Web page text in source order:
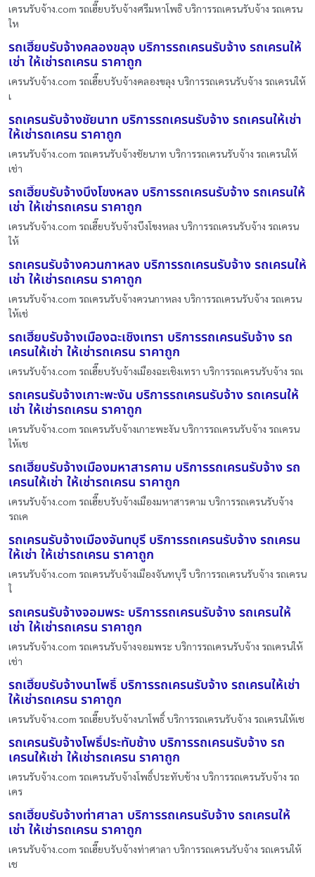
เครนรับจ้าง.com รถเฮี๊ยบรับจ้างศรีมหาโพธิ บริการรถเครนรับจ้าง รถเครน
ให
รถเฮี๊ยบรับจ้างคลองขลุง บริการรถเครนรับจ้าง รถเครนให้
เช่า ให้เช่ารถเครน ราคาถูก
เครนรับจ้าง.com รถเฮี๊ยบรับจ้างคลองขลุง บริการรถเครนรับจ้าง รถเครนให้
เ
รถเครนรับจ้างชัยนาท บริการรถเครนรับจ้าง รถเครนให้เช่า
ให้เช่ารถเครน ราคาถูก
เครนรับจ้าง.com รถเครนรับจ้างชัยนาท บริการรถเครนรับจ้าง รถเครนให้
เช่า
รถเฮี๊ยบรับจ้างบึงโขงหลง บริการรถเครนรับจ้าง รถเครนให้
เช่า ให้เช่ารถเครน ราคาถูก
เครนรับจ้าง.com รถเฮี๊ยบรับจ้างบึงโขงหลง บริการรถเครนรับจ้าง รถเครน
ให้
รถเครนรับจ้างควนกาหลง บริการรถเครนรับจ้าง รถเครนให้
เช่า ให้เช่ารถเครน ราคาถูก
เครนรับจ้าง.com รถเครนรับจ้างควนกาหลง บริการรถเครนรับจ้าง รถเครน
ให้เช่
รถเฮี๊ยบรับจ้างเมืองฉะเชิงเทรา บริการรถเครนรับจ้าง รถ
เครนให้เช่า ให้เช่ารถเครน ราคาถูก
เครนรับจ้าง.com รถเฮี๊ยบรับจ้างเมืองฉะเชิงเทรา บริการรถเครนรับจ้าง รถเ
รถเครนรับจ้างเกาะพะงัน บริการรถเครนรับจ้าง รถเครนให้
เช่า ให้เช่ารถเครน ราคาถูก
เครนรับจ้าง.com รถเครนรับจ้างเกาะพะงัน บริการรถเครนรับจ้าง รถเครน
ให้เช
รถเฮี๊ยบรับจ้างเมืองมหาสารคาม บริการรถเครนรับจ้าง รถ
เครนให้เช่า ให้เช่ารถเครน ราคาถูก
เครนรับจ้าง.com รถเฮี๊ยบรับจ้างเมืองมหาสารคาม บริการรถเครนรับจ้าง
รถเค
รถเครนรับจ้างเมืองจันทบุรี บริการรถเครนรับจ้าง รถเครน
ให้เช่า ให้เช่ารถเครน ราคาถูก
เครนรับจ้าง.com รถเครนรับจ้างเมืองจันทบุรี บริการรถเครนรับจ้าง รถเครน
ใ
รถเครนรับจ้างจอมพระ บริการรถเครนรับจ้าง รถเครนให้
เช่า ให้เช่ารถเครน ราคาถูก
เครนรับจ้าง.com รถเครนรับจ้างจอมพระ บริการรถเครนรับจ้าง รถเครนให้
เช่า
รถเฮี๊ยบรับจ้างนาโพธิ์ บริการรถเครนรับจ้าง รถเครนให้เช่า
ให้เช่ารถเครน ราคาถูก
เครนรับจ้าง.com รถเฮี๊ยบรับจ้างนาโพธิ์ บริการรถเครนรับจ้าง รถเครนให้เช
รถเครนรับจ้างโพธิ์ประทับช้าง บริการรถเครนรับจ้าง รถ
เครนให้เช่า ให้เช่ารถเครน ราคาถูก
เครนรับจ้าง.com รถเครนรับจ้างโพธิ์ประทับช้าง บริการรถเครนรับจ้าง รถ
เคร
รถเฮี๊ยบรับจ้างท่าศาลา บริการรถเครนรับจ้าง รถเครนให้
เช่า ให้เช่ารถเครน ราคาถูก
เครนรับจ้าง.com รถเฮี๊ยบรับจ้างท่าศาลา บริการรถเครนรับจ้าง รถเครนให้
เช